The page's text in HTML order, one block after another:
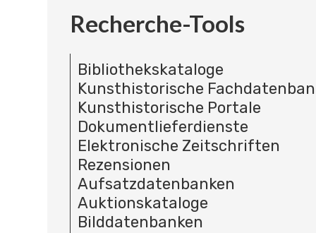
Recherche-Tools
Bibliothekskataloge
Kunsthistorische
Kunsthistorische Portale
Dokumentlieferdienste
Elektronische Zeitschriften
Rezensionen
Aufsatzdatenbanken
Auktionskataloge
Bilddatenbanken